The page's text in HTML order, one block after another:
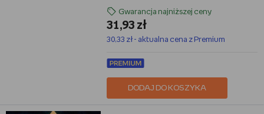
Gwarancja najniższej ceny
31,93 zł
30,33 zł - aktualna cena z Premium
DODAJ DO KOSZYKA